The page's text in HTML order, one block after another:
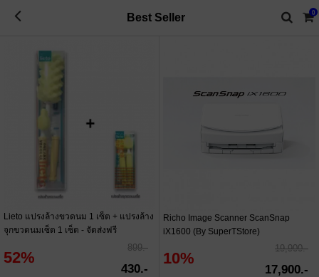
Best Seller 0
Lieto แปรงล้างขวดนม 1 เซ็ต + แปรงล้าง
จุกขวดนมเซ็ต 1 เซ็ต - จัดส่งฟรี
52%
899.-
430.-
Richo Image Scanner ScanSnap
iX1600 (By SuperTStore)
10%
19,900.-
17,900.-